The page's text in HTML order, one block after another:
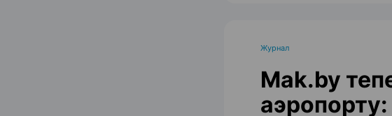
Журнал
Mak.by